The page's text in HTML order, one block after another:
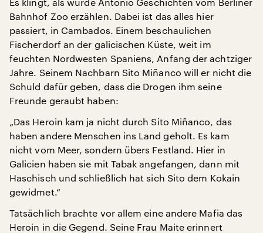
Bahnhof Zoo erzählen. Dabei ist das alles hier
passiert, in Cambados. Einem beschaulichen
Fischerdorf an der galicischen Küste, weit im
feuchten Nordwesten Spaniens, Anfang der achtziger
Jahre. Seinem Nachbarn Sito Miñanco will er nicht die
Schuld dafür geben, dass die Drogen ihm seine
Freunde geraubt haben:
„Das Heroin kam ja nicht durch Sito Miñanco, das
haben andere Menschen ins Land geholt. Es kam
nicht vom Meer, sondern übers Festland. Hier in
Galicien haben sie mit Tabak angefangen, dann mit
Haschisch und schließlich hat sich Sito dem Kokain
gewidmet.“
Tatsächlich brachte vor allem eine andere Mafia das
Heroin in die Gegend. Seine Frau Maite erinnert